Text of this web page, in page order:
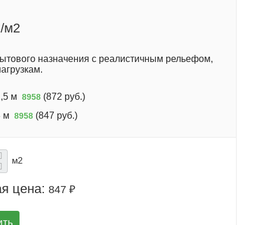
/м2
назначения с реалистичным рельефом,
м 8958 (872 руб.)
м 8958 (847 руб.)
м2
цена: 847 ₽